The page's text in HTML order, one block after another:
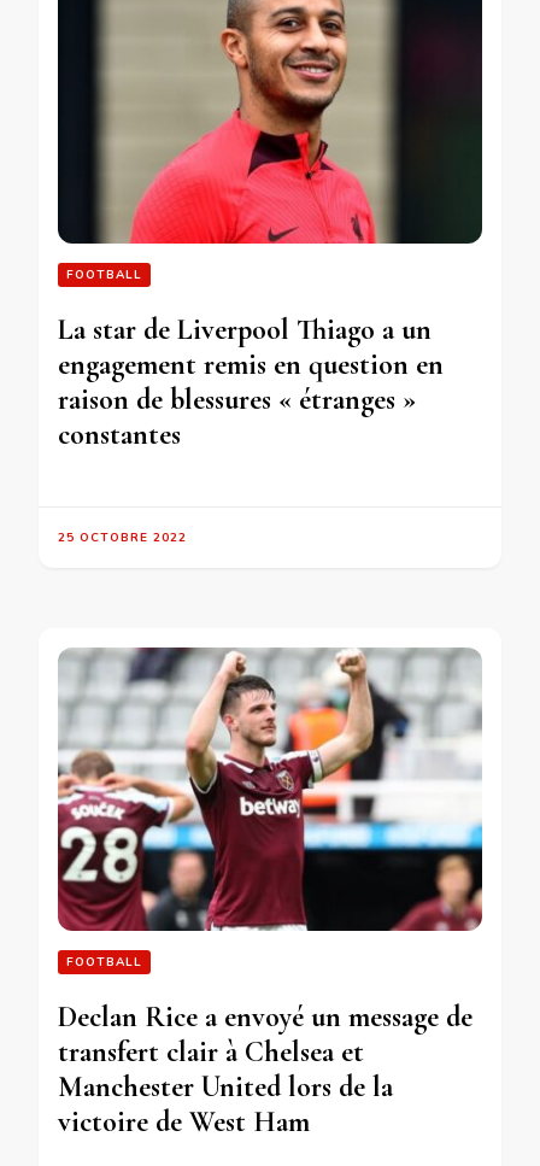
FOOTBALL
La star de Liverpool Thiago a un
engagement remis en question en
raison de blessures « étranges »
constantes
25 OCTOBRE 2022
FOOTBALL
Declan Rice a envoyé un message de
transfert clair à Chelsea et
Manchester United lors de la
victoire de West Ham